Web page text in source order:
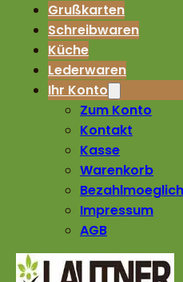
Grußkarten
Schreibwaren
Küche
Lederwaren
Ihr Konto
Zum Konto
Kontakt
Kasse
Warenkorb
Impressum
AGB